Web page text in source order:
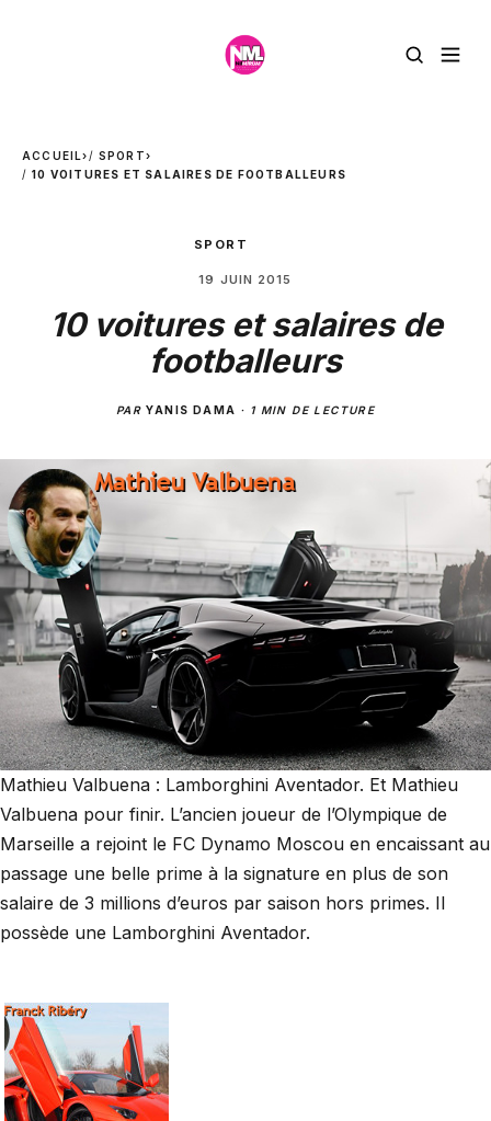
ACCUEIL› SPORT›
10 VOITURES ET SALAIRES DE FOOTBALLEURS
SPORT
19 JUIN 2015
10 voitures et salaires de
footballeurs
PARYANIS DAMA · 1 MIN DE LECTURE
Mathieu Valbuena : Lamborghini Aventador. Et Mathieu
Valbuena pour finir. L’ancien joueur de l’Olympique de
Marseille a rejoint le FC Dynamo Moscou en encaissant au
passage une belle prime à la signature en plus de son
salaire de 3 millions d’euros par saison hors primes. Il
possède une Lamborghini Aventador.